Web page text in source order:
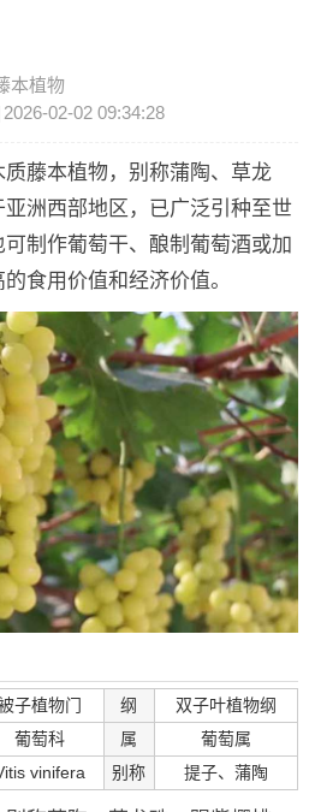
本植物
2026-02-02 09:34:28
藤本植物，别称蒲陶、草龙
洲西部地区，已广泛引种至世
制作葡萄干、酿制葡萄酒或加
食用价值和经济价值。
子植物门 纲
双子叶植物纲
葡萄科 属
葡萄属
vinifera 别称 提子、蒲陶